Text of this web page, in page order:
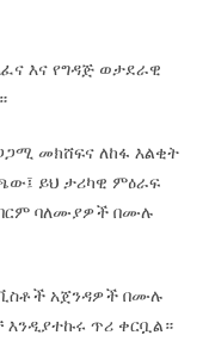
እና የግዳጅ ወታደራዊ
መክሸፍና ለከፋ እልቂት
ይህ ታሪካዊ ምዕራፍ
ባለሙያዎች በሙሉ
አጀንዳዎች በሙሉ
እንዲያተኩሩ ጥሪ ቀርቧል።